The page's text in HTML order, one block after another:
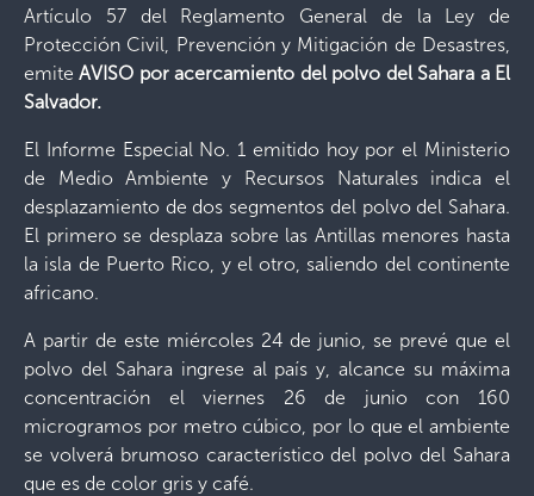
Artículo 57 del Reglamento General de la Ley de
Protección Civil, Prevención y Mitigación de Desastres,
emiteAVISO por acercamiento del polvo del Sahara a El
Salvador.
El Informe Especial No. 1 emitido hoy por el Ministerio
de Medio Ambiente y Recursos Naturales indica el
desplazamiento de dos segmentos del polvo del Sahara.
El primero se desplaza sobre las Antillas menores hasta
la isla de Puerto Rico, y el otro, saliendo del continente
africano.
A partir de este miércoles 24 de junio, se prevé que el
polvo del Sahara ingrese al país y, alcance su máxima
concentración el viernes 26 de junio con 160
microgramos por metro cúbico, por lo que el ambiente
se volverá brumoso característico del polvo del Sahara
que es de color gris y café.